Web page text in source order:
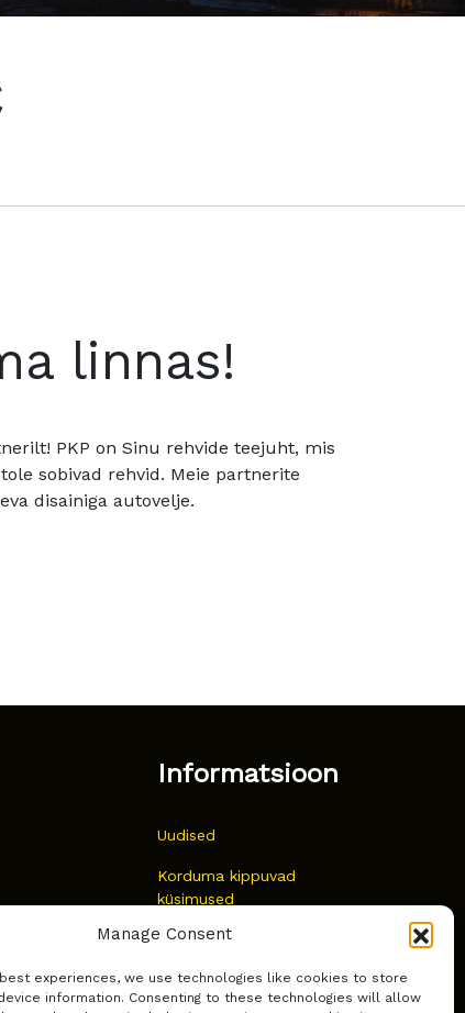
Manage Consent
experiences, we use technologies like cookies to store
information. Consenting to these technologies will allow
linnas!
PKP on Sinu rehvide teejuht, mis
sobivad rehvid. Meie partnerite
disainiga autovelje.
Informatsioon
Uudised
Korduma kippuvad
küsimused
Kust osta?
Küpsiste poliitika